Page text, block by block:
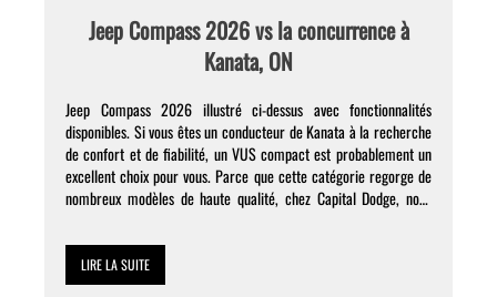
Jeep Compass 2026 vs la concurrence à
Kanata, ON
Jeep Compass 2026 illustré ci-dessus avec fonctionnalités
disponibles. Si vous êtes un conducteur de Kanata à la recherche
de confort et de fiabilité, un VUS compact est probablement un
excellent choix pour vous. Parce que cette catégorie regorge de
nombreux modèles de haute qualité, chez Capital Dodge, nous
LIRE LA SUITE